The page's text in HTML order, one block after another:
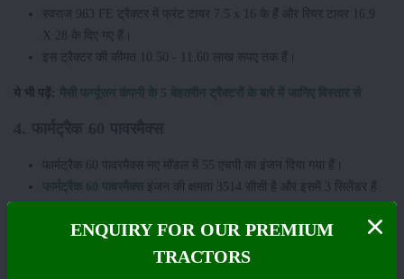
स्वराज 963 FE ट्रैक्टर में फ्रंट टायर 7.5 x 16 के हैं और रियर टायर 16.9
X 28 के दिए गए हैं।
इस ट्रैक्टर की कीमत 10.50 - 11.60 लाख रूपए तक हैं।
ये भी पढ़ें: मैसी फर्ग्यूसन कंपनी के 5 बेहतरीन ट्रैक्टरों के बारे में जानिए विस्तार से
फार्मट्रैक 60 पावरमैक्स नए मॉडल में 55 एचपी का इंजन दिया गया हैं।
फार्मट्रैक 60 पावरमैक्सइंजन की क्षमता 3514 सीसी है और इसमें 3 सिलेंडर हैं
अच्छा है।
इस ट्रैक्टर की पीटीओ पावर 49 एचपी की दी गयी हैं। पावरमैक्स फार्मट्रैक 60
ENQUIRY FOR OUR PREMIUM
TRACTORS